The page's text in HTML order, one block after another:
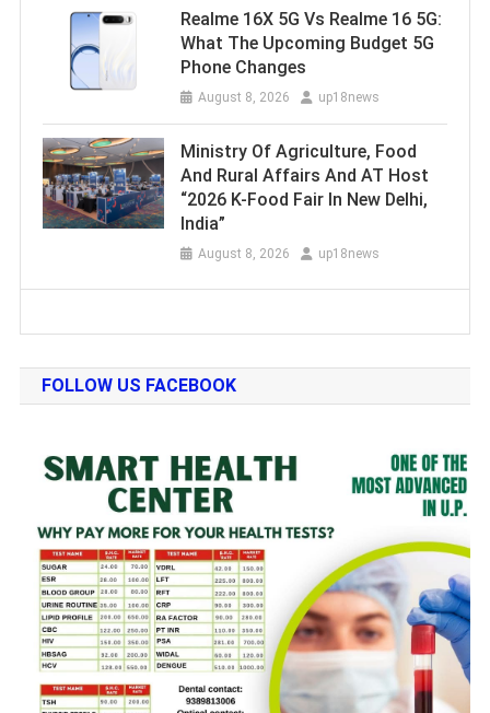
Realme 16X 5G Vs Realme 16 5G:
What The Upcoming Budget 5G
Phone Changes
August 8, 2026 up18news
Ministry Of Agriculture, Food
And Rural Affairs And AT Host
“2026 K-Food Fair In New Delhi,
India”
August 8, 2026 up18news
FOLLOW US FACEBOOK